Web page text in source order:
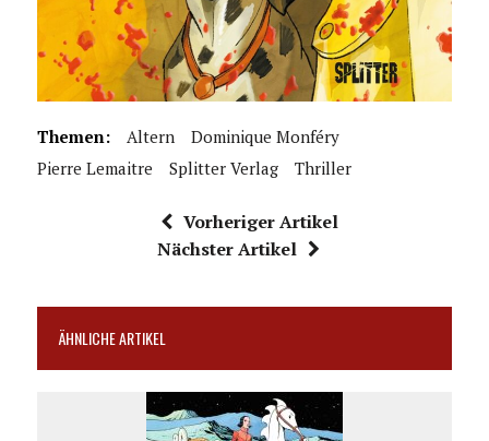
Themen: Altern
Dominique Monféry
Pierre Lemaitre
Splitter Verlag Thriller
Vorheriger Artikel
Nächster Artikel
ÄHNLICHE ARTIKEL